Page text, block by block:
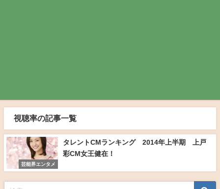
視聴率の記事一覧
芸能界エンタメ
タレントCMランキング 2014年上半期 上戸
彩CM女王健在！